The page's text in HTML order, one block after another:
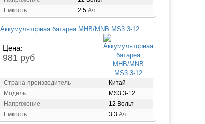
Емкость
2.5 Ач
Аккумуляторная батарея MHB/MNB MS3.3-12
Цена:
981 руб
Страна-производитель
Китай
Модель
MS3.3-12
Напряжение
12 Вольт
Емкость
3.3 Ач